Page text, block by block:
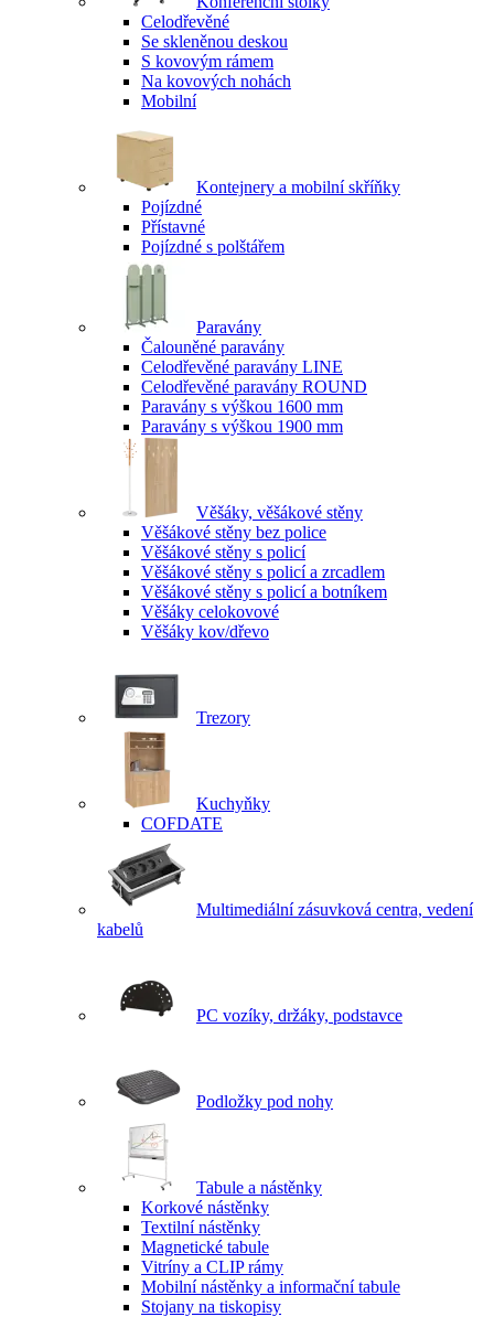
Celodřevěné
Se skleněnou deskou
S kovovým rámem
Na kovových nohách
Mobilní
Kontejnery a mobilní skříňky
Pojízdné
Přístavné
Pojízdné s polštářem
Paravány
Čalouněné paravány
Celodřevěné paravány LINE
Celodřevěné paravány ROUND
Paravány s výškou 1600 mm
Paravány s výškou 1900 mm
Věšáky, věšákové stěny
Věšákové stěny bez police
Věšákové stěny s policí
Věšákové stěny s policí a zrcadlem
Věšákové stěny s policí a botníkem
Věšáky celokovové
Věšáky kov/dřevo
Trezory
Kuchyňky
COFDATE
Multimediální zásuvková centra, vedení
kabelů
PC vozíky, držáky, podstavce
Podložky pod nohy
Tabule a nástěnky
Korkové nástěnky
Textilní nástěnky
Magnetické tabule
Vitríny a CLIP rámy
Mobilní nástěnky a informační tabule
Stojany na tiskopisy